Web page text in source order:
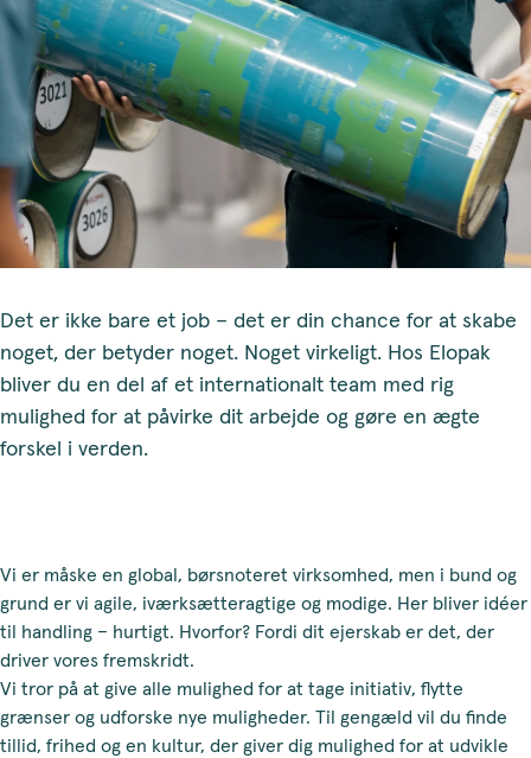
Det er ikke bare et job – det er din chance for at skabe
noget, der betyder noget. Noget virkeligt. Hos Elopak
bliver du en del af et internationalt team med rig
mulighed for at påvirke dit arbejde og gøre en ægte
forskel i verden.
Vi er måske en global, børsnoteret virksomhed, men i bund og
grund er vi agile, iværksætteragtige og modige. Her bliver idéer
til handling – hurtigt. Hvorfor? Fordi dit ejerskab er det, der
driver vores fremskridt.
Vi tror på at give alle mulighed for at tage initiativ, flytte
grænser og udforske nye muligheder. Til gengæld vil du finde
tillid, frihed og en kultur, der giver dig mulighed for at udvikle